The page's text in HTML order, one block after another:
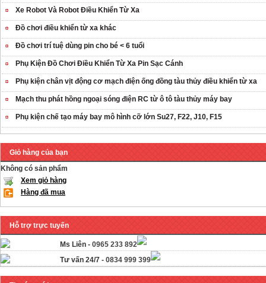
Xe Robot Và Robot Điều Khiển Từ Xa
Đồ chơi điều khiển từ xa khác
Đồ chơi trí tuệ dùng pin cho bé < 6 tuổi
Phụ Kiện Đồ Chơi Điều Khiển Từ Xa Pin Sạc Cánh
Phụ kiện chân vịt động cơ mạch điện ống đồng tàu thủy điều khiển từ xa
Mạch thu phát hồng ngoại sóng điện RC từ ô tô tàu thủy máy bay
Phụ kiện chế tạo máy bay mô hình cỡ lớn Su27, F22, J10, F15
Giỏ hàng của bạn
Không có sản phẩm
Xem giỏ hàng
Hàng đã mua
Hỗ trợ trực tuyến
Ms Liên - 0965 233 892
Tư vấn 24/7 - 0834 999 399